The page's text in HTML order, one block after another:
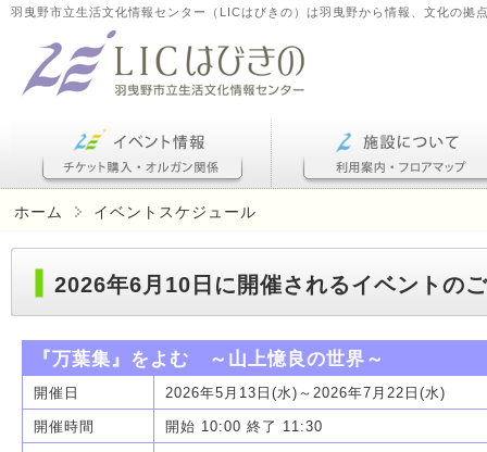
羽曳野市立生活文化情報センター（LICはびきの）は羽曳野から情報、文化の拠
ホーム イベントスケジュール
2026年6月10日に開催されるイベントの
『万葉集』をよむ ～山上憶良の世界～
開催日 2026年5月13日(水)～2026年7月22日(水)
開催時間 開始 10:00 終了 11:30